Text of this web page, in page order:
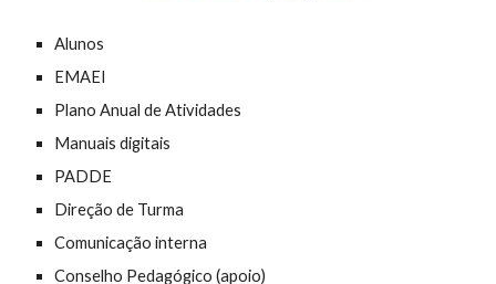
Alunos
EMAEI
Plano Anual de Atividades
Manuais digitais
PADDE
Direção de Turma
Comunicação interna
Conselho Pedagógico (apoio)